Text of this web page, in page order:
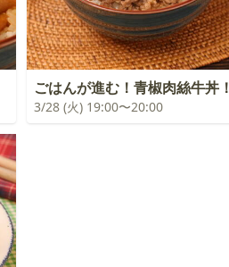
ごはんが進む！青椒肉絲牛丼！
3/28 (火) 19:00〜20:00